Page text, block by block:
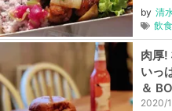
by 清
飲
肉厚!
いっ
＆
2020/